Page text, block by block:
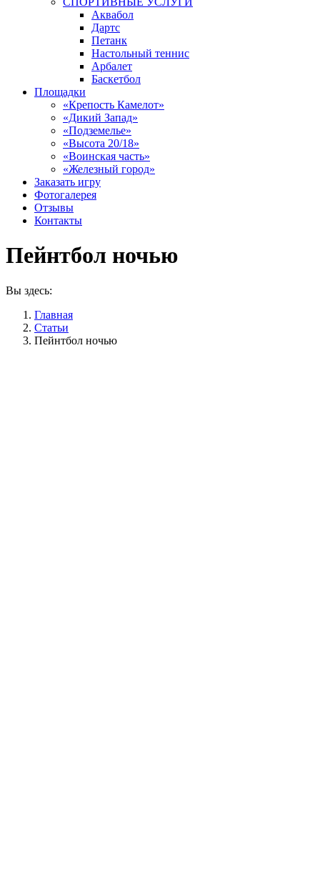
Аквабол
Дартс
Петанк
Настольный теннис
Арбалет
Баскетбол
Площадки
«Крепость Камелот»
«Дикий Запад»
«Подземелье»
«Высота 20/18»
«Воинская часть»
«Железный город»
Заказать игру
Фотогалерея
Отзывы
Контакты
Пейнтбол ночью
Вы здесь:
Главная
Статьи
Пейнтбол ночью